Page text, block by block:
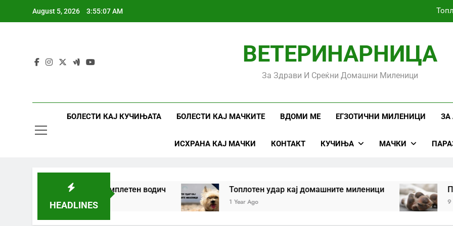
August 5, 2026 3:55:07 AM
Убоди и угризи од
Стоматолошко здравје
Убоди и угризи од
ВЕТЕРИНАРНИЦА
За Здрави И Среќни Домашни Миленици
БОЛЕСТИ КАЈ КУЧИЊАТА БОЛЕСТИ КАЈ МАЧКИТЕ ВДОМИ МЕ ЕГЗОТИЧНИ МИЛЕНИЦИ ЗА
ИСХРАНА КАЈ МАЧКИ КОНТАКТ КУЧИЊА МАЧКИ
HEADLINES
кај кучиња и мачки | Комплетен водич Топлотен удар кај домашните миленици
1 Year Ago 9